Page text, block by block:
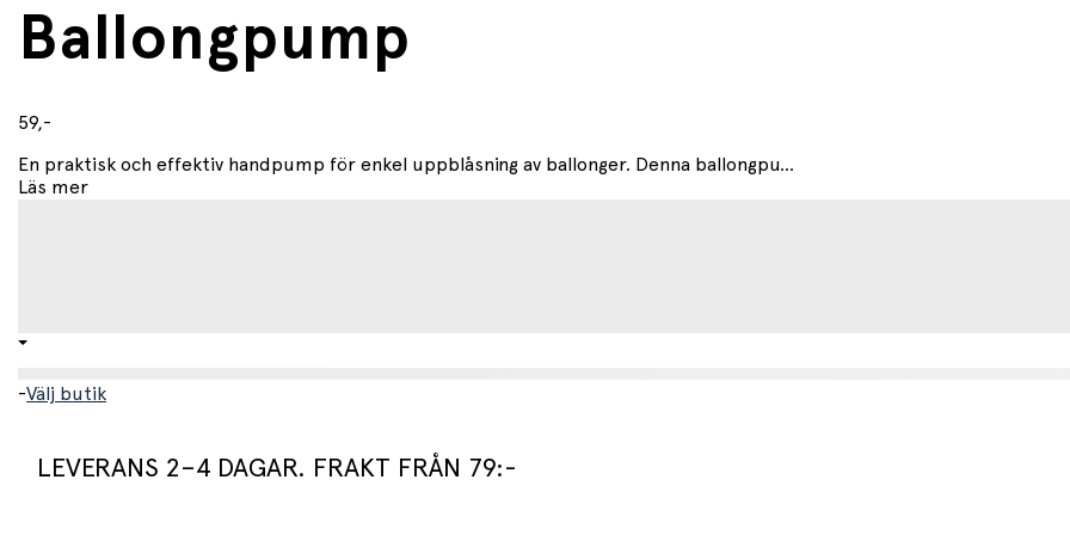
Ballongpump
59,-
En praktisk och effektiv handpump för enkel uppblåsning av ballonger. Denna ballongpu...
Läs mer
-Välj butik
LEVERANS 2–4 DAGAR. FRAKT FRÅN 79:-